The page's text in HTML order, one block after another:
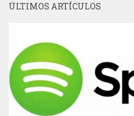
ÚLTIMOS ARTÍCULOS